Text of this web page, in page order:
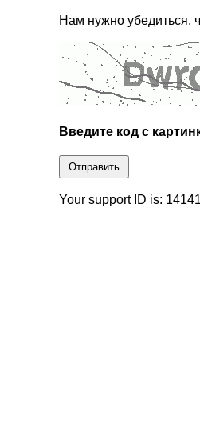
Нам нужно убедиться,
Введите код с
Отправить
Your support ID is: